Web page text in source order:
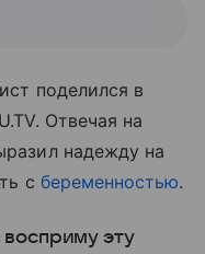
поделился в
Отвечая на
надежду на
с беременностью.
эту